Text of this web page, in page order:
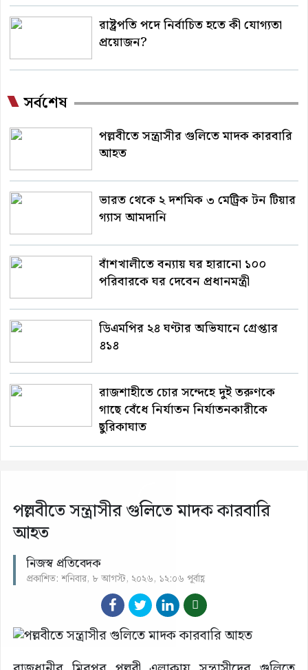
রাষ্ট্রপতি পদে নির্বাচিত হতে কী যোগ্যতা
প্রয়োজন?
সর্বশেষ
পল্লবীতে সন্ত্রাসীর গুলিতে মাদক কারবারি
আহত
ভারত থেকে ২ দশমিক ৩ মেট্রিক টন টিয়ার
গ্যাস আমদানি
বাঁশখালীতে বন্যায় ঘর হারানো ১০০
পরিবারকে ঘর দেবেন প্রধানমন্ত্রী
ডিএমপির ২৪ ঘণ্টার অভিযানে গ্রেপ্তার
৪১৪
রাজশাহীতে চোর সন্দেহে দুই তরুণকে
গাছে বেঁধে নির্যাতন নির্যাতনকারীকে
ছুরিকাঘাত
পল্লবীতে সন্ত্রাসীর গুলিতে মাদক কারবারি
আহত
নিজস্ব প্রতিবেদক
প্রকাশিত: শনিবার, ৮ আগস্ট, ২০২৬, ১২:০৬ পূর্বাহ্ণ